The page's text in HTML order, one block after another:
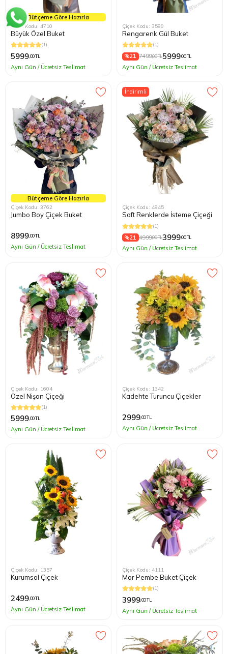
Bütçeme Göre Hazırla
Çiçek Kodu: 4710
Büyük Özel Buket
(1)
5999,00 TL
Aynı Gün / Ücretsiz Teslimat
Çiçek Kodu: 3589
Rengarenk Gül Buket
(1)
%21 7499,00 TL5999,00 TL
Aynı Gün / Ücretsiz Teslimat
Bütçeme Göre Hazırla
Çiçek Kodu: 3762
Jumbo Boy Çiçek Buket
8999,00 TL
Aynı Gün / Ücretsiz Teslimat
İndirimli
Çiçek Kodu: 4845
Soft Renklerde İsteme Çiçeği
(1)
%21 4999,00 TL3999,00 TL
Aynı Gün / Ücretsiz Teslimat
Çiçek Kodu: 1604
Özel Nişan Çiçeği
(1)
5999,00 TL
Aynı Gün / Ücretsiz Teslimat
Çiçek Kodu: 1342
Kadehte Turuncu Çiçekler
2999,00 TL
Aynı Gün / Ücretsiz Teslimat
Çiçek Kodu: 1357
Kurumsal Çiçek
2499,00 TL
Aynı Gün / Ücretsiz Teslimat
Çiçek Kodu: 4111
Mor Pembe Buket Çiçek
(1)
3999,00 TL
Aynı Gün / Ücretsiz Teslimat